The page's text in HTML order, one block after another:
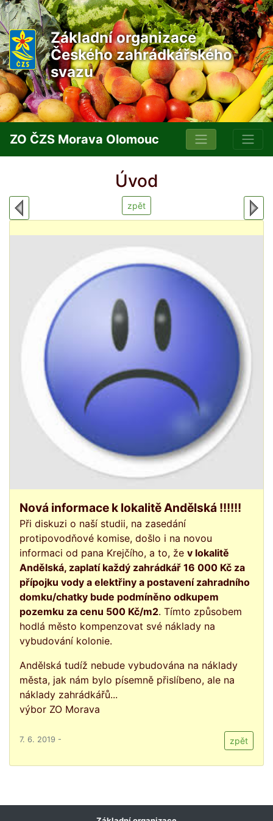
Základní organizace
Českého zahrádkářského
svazu
ZO ČZS Morava Olomouc
Úvod
zpět
Nová informace k lokalitě Andělská !!!!!!
Při diskuzi o naší studii, na zasedání
protipovodňové komise, došlo i na novou
informaci od pana Krejčího, a to, že v lokalitě
Andělská, zaplatí každý zahrádkář 16 000 Kč za
přípojku vody a elektřiny a postavení zahradního
domku/chatky bude podmíněno odkupem
pozemku za cenu 500 Kč/m2. Tímto způsobem
hodlá město kompenzovat své náklady na
vybudování kolonie.
Andělská tudíž nebude vybudována na náklady
města, jak nám bylo písemně přislíbeno, ale na
náklady zahrádkářů...
výbor ZO Morava
7. 6. 2019 - zpět